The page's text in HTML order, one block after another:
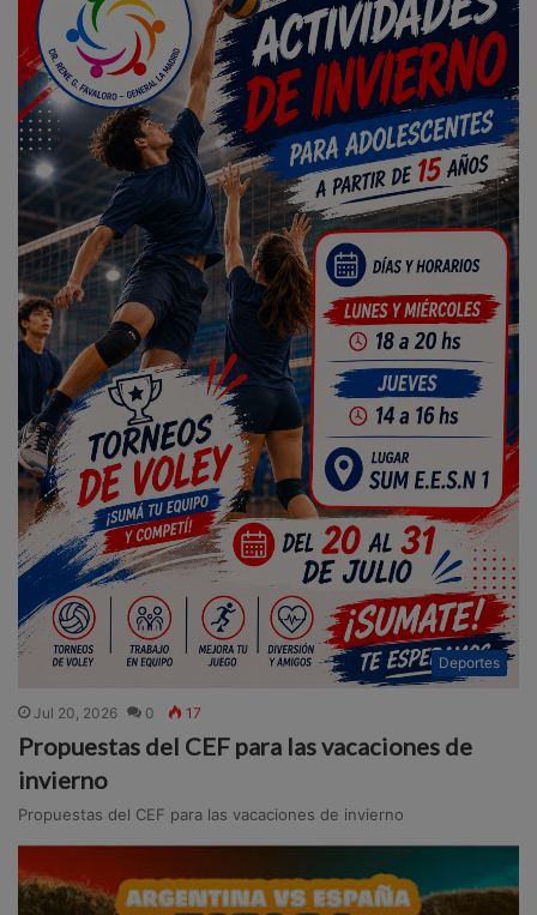
Deportes
Jul 20, 2026 0 17
Propuestas del CEF para las vacaciones de
invierno
Propuestas del CEF para las vacaciones de invierno